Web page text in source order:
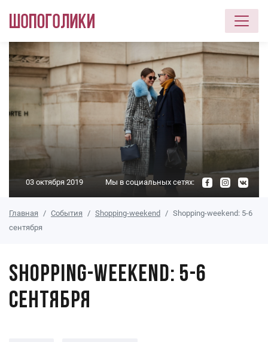
Перейти к основному содержанию
03 октября 2019 Мы в социальных сетях:
Главная События Shopping-weekend
Shopping-weekend: 5-6
сентября
Shopping-weekend: 5-6
сентября